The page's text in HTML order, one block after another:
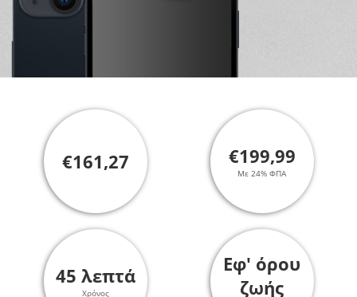
€161,27 €199,99
Με 24% ΦΠΑ
45 λεπτά
Χρόνος
Εφ' όρου
ζωής